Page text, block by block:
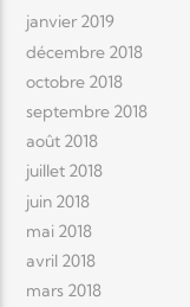
janvier 2019
décembre 2018
octobre 2018
septembre 2018
août 2018
juillet 2018
juin 2018
mai 2018
avril 2018
mars 2018